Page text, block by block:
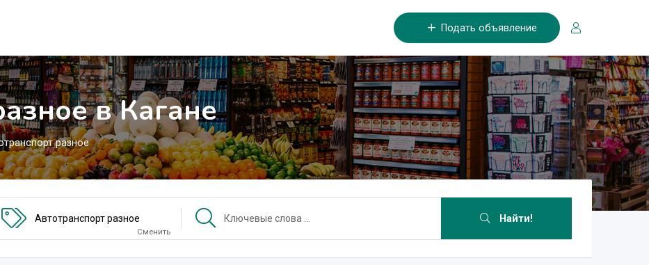
Подать объявление
в Кагане
разное
Автотранспорт разное
Сменить
Найти!